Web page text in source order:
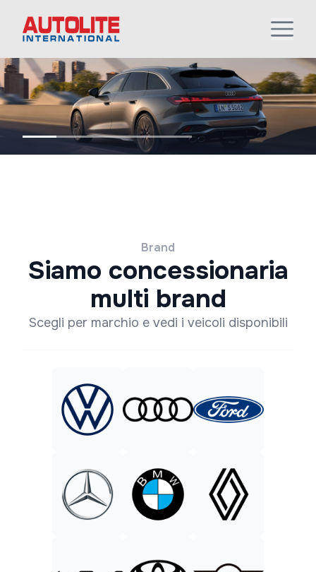
Brand
Siamo concessionaria
multi brand
Scegli per marchio e vedi i veicoli disponibili